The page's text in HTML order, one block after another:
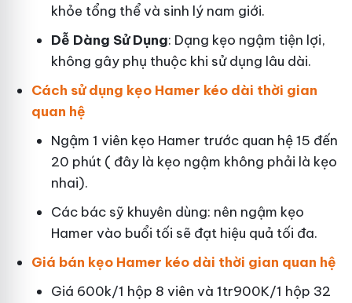
khỏe tổng thể và sinh lý nam giới.
Dễ Dàng Sử Dụng: Dạng kẹo ngậm tiện lợi,
không gây phụ thuộc khi sử dụng lâu dài.
Cách sử dụng kẹo Hamer kéo dài thời gian
quan hệ
Ngậm 1 viên kẹo Hamer trước quan hệ 15 đến
20 phút ( đây là kẹo ngậm không phải là kẹo
nhai).
Các bác sỹ khuyên dùng: nên ngậm kẹo
Hamer vào buổi tối sẽ đạt hiệu quả tối đa.
Giá bán kẹo Hamer kéo dài thời gian quan hệ
Giá 600k/1 hộp 8 viên và 1tr900K/1 hộp 32